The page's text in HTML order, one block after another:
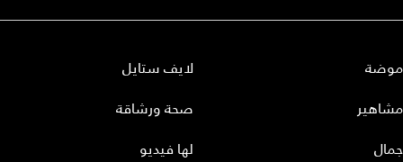
موضة
مشاهير
جمال
لايف ستايل
صحة ورشاقة
لها فيديو